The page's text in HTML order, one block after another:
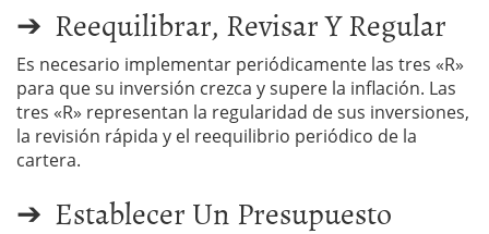
➔ Reequilibrar, Revisar Y Regular
Es necesario implementar periódicamente las tres «R»
para que su inversión crezca y supere la inflación. Las
tres «R» representan la regularidad de sus inversiones,
la revisión rápida y el reequilibrio periódico de la
cartera.
➔ Establecer Un Presupuesto